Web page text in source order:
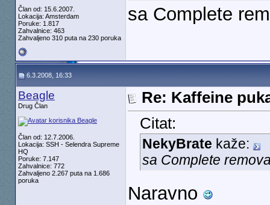
Član od: 15.6.2007.
Lokacija: Amsterdam
Poruke: 1.817
Zahvalnice: 463
Zahvaljeno 310 puta na 230 poruka
sa Complete
6.3.2008, 16:33
Beagle
Drug Član
Član od: 12.7.2006.
Lokacija: SSH - Selendra Supreme
HQ
Poruke: 7.147
Zahvalnice: 772
Zahvaljeno 2.267 puta na 1.686
poruka
Re: Kaffeine
Citat:
NekyBrate kaže:
sa Complete
Naravno